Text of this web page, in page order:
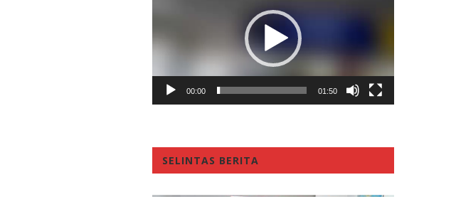
00:00 01:50
SELINTAS BERITA